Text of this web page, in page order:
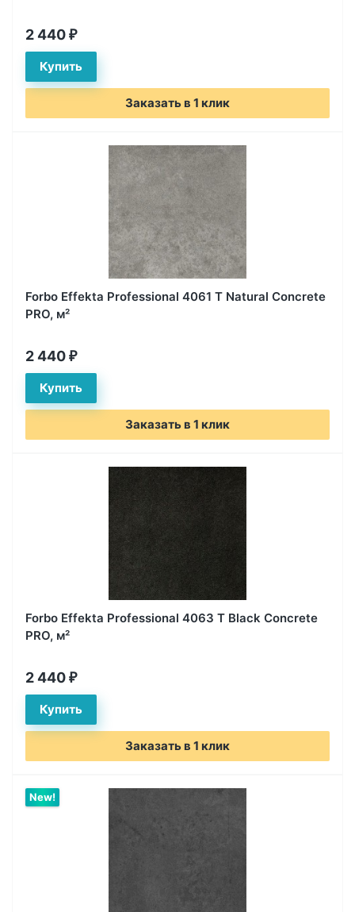
2 440 ₽
Заказать в 1 клик
Forbo Effekta Professional 4061 T Natural Concrete
PRO, м²
2 440 ₽
Заказать в 1 клик
Forbo Effekta Professional 4063 T Black Concrete
PRO, м²
2 440 ₽
Заказать в 1 клик
New!